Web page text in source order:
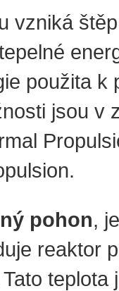
vzniká
použita k
jsou v
pohon, je
reaktor
teplota